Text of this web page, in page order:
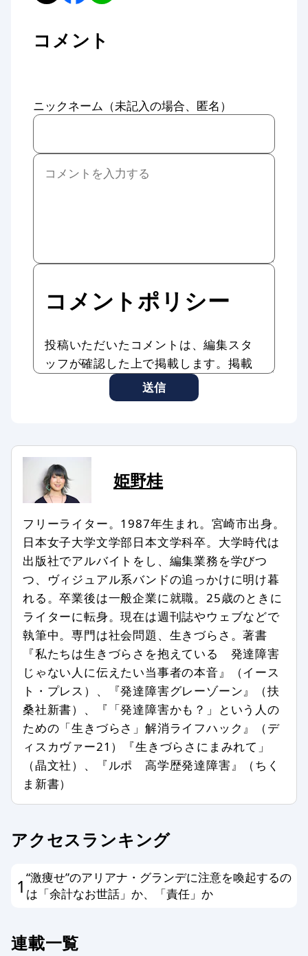
コメント
ニックネーム（未記入の場合、匿名）
コメントポリシー
投稿いただいたコメントは、編集スタ
ッフが確認した上で掲載します。掲載
したコメントはAddiction Reportの記
事やサービスに転載、利用する場合が
ッフの判断で修正したり、全部、また
は一部を非掲載とさせていただいたり
する場合もあります。
削除します。
記事との関係が認められない場合
特定の個人、組織を誹謗中傷し、名誉
を傷つける内容を含む場合
第三者の著作権などを侵害する内容を
含む場合
特定の企業や団体、商品の宣伝、販売
促進を主な目的とする場合
事実に反した情報や誤解させる内容を
書いている場合
公序良俗、法令に反した内容の情報を
含む場合
個人情報を書き込んだ場合
その他、編集スタッフが不適切と判断
した場合
編集方針に同意する方のみ投稿ができ
送信
姫野桂
フリーライター。1987年生まれ。宮崎市出身。
日本女子大学文学部日本文学科卒。大学時代は
出版社でアルバイトをし、編集業務を学びつ
つ、ヴィジュアル系バンドの追っかけに明け暮
れる。卒業後は一般企業に就職。25歳のときに
ライターに転身。現在は週刊誌やウェブなどで
執筆中。専門は社会問題、生きづらさ。著書
『私たちは生きづらさを抱えている 発達障害
じゃない人に伝えたい当事者の本音』（イース
ト・プレス）、『発達障害グレーゾーン』（扶
桑社新書）、『「発達障害かも？」という人の
ための「生きづらさ」解消ライフハック』（デ
ィスカヴァー21）『生きづらさにまみれて」
（晶文社）、『ルポ 高学歴発達障害』（ちく
ま新書）
アクセスランキング
1 “激痩せ”のアリアナ・グランデに注意を喚起するの
は「余計なお世話」か、「責任」か
連載一覧